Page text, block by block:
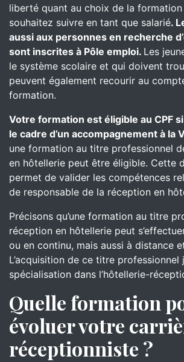
liberté quant au choix de la
souhaitez suivre en tant que salarié.
aussi aux personnes en recherche
sont inscrites à Pôle emploi. Les
le système scolaire et qui doivent
peuvent également recourir au
formation.
Votre formation est éligible au CPF
le cadre d’un accompagnement à la
une formation au titre professionnel
en hôtellerie peut être éligible. Cette
permet de valider les compétences
de responsable de la réception en
Précisons qu’une formation au titre
réception en hôtellerie peut
ou en continu, mais aussi à distance
L’acquisition de ce titre
spécialisation dans l’hôtellerie-
Quelle formation
évoluer votre
réceptionniste ?